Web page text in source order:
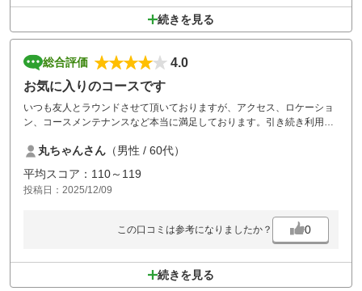
続きを見る
総合評価
4.0
お気に入りのコースです
いつも友人とラウンドさせて頂いておりますが、アクセス、ロケーショ
ン、コースメンテナンスなど本当に満足しております。引き続き利用さ
丸ちゃんさん （男性 / 60代）
平均スコア：110～119
投稿日：2025/12/09
この口コミは参考になりましたか？ 0
続きを見る